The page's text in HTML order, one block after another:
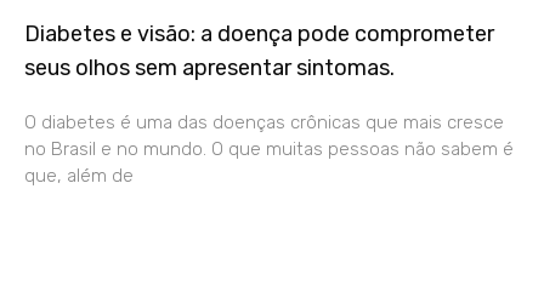
Diabetes e visão: a doença pode comprometer
seus olhos sem apresentar sintomas.
O diabetes é uma das doenças crônicas que mais cresce
no Brasil e no mundo. O que muitas pessoas não sabem é
que, além de